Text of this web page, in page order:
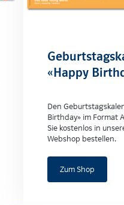
«Happy
Den
Birthday» im Format
Sie kostenlos in
Webshop bestellen.
Zum Shop